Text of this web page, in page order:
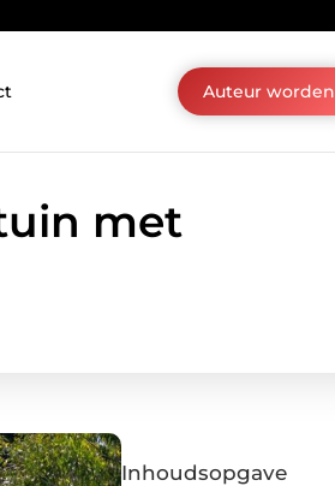
Auteur worden
met
Inhoudsopgave